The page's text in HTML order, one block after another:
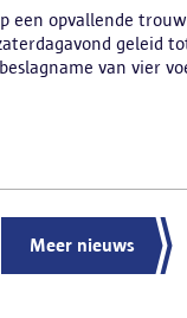
een opvallende
geleid
van vier
weggebruikers
die dat als
Meer nieuws